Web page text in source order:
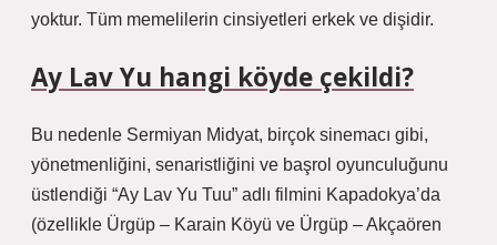
yoktur. Tüm memelilerin cinsiyetleri erkek ve dişidir.
Ay Lav Yu hangi köyde çekildi?
Bu nedenle Sermiyan Midyat, birçok sinemacı gibi,
yönetmenliğini, senaristliğini ve başrol oyunculuğunu
üstlendiği “Ay Lav Yu Tuu” adlı filmini Kapadokya’da
(özellikle Ürgüp – Karain Köyü ve Ürgüp – Akçaören